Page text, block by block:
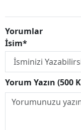
Yorumlar
İsim*
Yorum Yazın (500